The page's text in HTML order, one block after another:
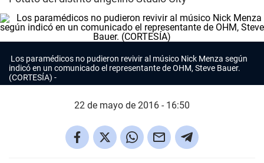
Los paramédicos no pudieron revivir al músico Nick Menza según
indicó en un comunicado el representante de OHM, Steve Bauer.
(CORTESÍA)
22 de mayo de 2016 - 16:50